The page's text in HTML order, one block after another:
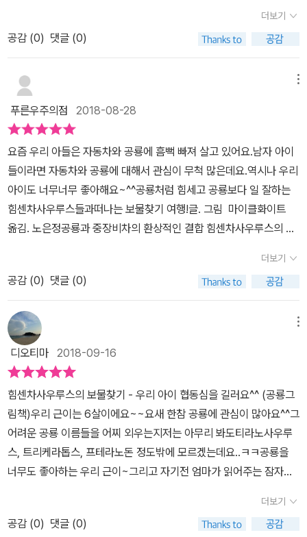
이로 눈이 보이는 힘센차사우루스들의 흉내도 내보며신나게 책을 보
는 모습이 보이시죠?^^시원시원하고 깔끔한 그림,흥미로운 스토리
에 아이들이 배울 수 있는 교훈, 숨은그림찾기까지 재미있는 요소가
가득한 <힘센차사우루스의 보물찾기>.​중장비차나 공룡을 좋아하는
아이들에게 특히 추천드려요.^^
사우르스들이 힘을 모아 쑤욱 밀었더니, 잠수함사우르스가 움직이더
니~꿈틀꿈틀 풍덩!바다로 뛰어들었어요~~ 고물이 아니라 황금빛 보
나이 4살, 스스로하는것도 중요하지만 친구들과 힘을 합쳐서 하면 더
욱 쉽고멋지게 해 날 수 있다는 것을 알려주는 책인것 같아요~아이와
함께 책을 읽으면서아이에게 친구 이야기를 하면서 읽어주니,사이좋
게 할꺼라고 하면서더욱 자신감을 갖는것 같더라구요 ^^공룡과 중장
비차의 만남으로, 더욱 기발한 아이디어가 가득한 책,공룡공룡~ 공룡
및 중장비차 사랑에 푹~ 빠진 아이에게꾸욱 추천해봅니다 :)
스와 함께 부릉부릉 출발! 보물찾기 여행을 떠난 힘센차사우루스 앞
에쓰러진 나무가 길을 막고 있어요어쩌지? 콱작콰자작나무를 들어
올리는 자석차사우루스와불도저사우루스가 쓰러진 나무를 치워주어
요 공룡 중장비자동차 어린이동화 힘센차사우루스의 특징은위기 상
황을 해결하는 중장비차가 누굴까?중장비차 역할을 생각해 볼 수 있
다는 거에요그리고 여기에 가미된 재미는! 중장비차 이름 끝에 공룡
처럼 ㅡ사우루스 를 붙이며아이가 좋아하는 공룡변신 자동차 느낌을
퐉퐉~ 살린거죠! ㅋㅋㅋ잠시 힘센차사우루스 이름 살펴 볼까요? 자
석차사우루스불도저사우루스지게차사우루스덤프차사우루스잔디깍
기차사우루스쇠공차사우루스드릴차사우루스굴파기차사우루스잠수
함사우루스 힘센차사우루스마다 의성어가 모두 달라위기의 상황을
해결하는 힘센차사우루스 등장마다그에 맞는 괴성을 지르며 책 읽는
재미를 UpUp 시켜주는 《힘센차사우루스의 숨은보물찾기》 랍니다.
참!이 책 제목에 '숨은보물찾기'가 들어가잖아요!보물은 어디있냐구
가 위기를 해결하는 순간!페이지 곳곳에 보물이 숨겨져 있답니다 처
음엔 힘센차사우루스의 이야기에집중해서 의성어(괴성) 지르며 위기
를 해결하는공룡중장비차 힘센차사우루스를 알아갔다면3~4번 째
읽던 어느 순간아이가 그림 속에 숨어있던 보물을먼저 발견하더라구
요 +_+스스로 읽는 재미와 찾는 재미를 알아가고책 읽기의 즐거움을
알아가는주니어 RHK의 《힘센차사우루스의 숨은보물찾기》좋아!
더보기
공감 (0) 댓글 (0)
푸른우주의점 2018-08-28
요즘 우리 아들은 자동차와 공룡에 흠뻑 빠져 살고 있어요.남자 아이
들이라면 자동차와 공룡에 대해서 관심이 무척 많은데요.역시나 우리
아이도 너무너무 좋아해요~^^공룡처럼 힘세고 공룡보다 일 잘하는
힘센차사우루스들과떠나는 보물찾기 여행!​​글. 그림 마이클화이트 ​​
옮김. 노은정공룡과 중장비차의 환상적인 결합 힘센차사우루스의 두
스 친구들과 함께 보물찾기 여행을 떠나요.하지만 길을 떠나자마자
여러 가지 난관에 부딪치게되는데요.' 우리 보물을 찾으러 가자! 고물
을 찾아도 좋아!'벌써부터 여행이 흥미진진해지는데요~ㅎㅎㅎ이런!
쓰러진 나무가 길을 막고 있네요.자석차사우루스가 콰작콰자작~ 나
무를 자르고, ​촤르르르르~ 불도저사우루스가 나무를 치워줘요.​' 우리
는 도끼가 없어도 문제없어! '​ 라고 힘을 내며첫번째 난관을 쉽게쉽게
이겨 나가요^^골짜기에 흙더미가 어머어마하게 쌓여 있어도들들들~
지게차사우르스가 번쩍 들어 실고콰르르르르~ 덤프차사우르는 멀리
갖다 버려요~^^​땅이 울퉁불퉁해 지나가기 힘들 때도 숲이 우거진 잔
디라도 쓱싹쓱싹~! 잔디깍기차사우루스가 풀을 깎고, 뿡뿡! 롤러차사
우루스가땅을 다져요~!!높다란 돌담에 앞이 턱 막혔어요.삐삐삐삐~
쇠공차사우루스는 쇠공으로 무너뜨리고타타탁타타타탁~ 드릴로 잘
게 부숟 드릴차사우르스가힘센차우르스 친구들이 지나갈 수 있도록
도와주고 있어요.와우 바다에 도착했어요. 지잉지잉 소리가 들리네
더보기
공감 (0) 댓글 (0)
디오티마 2018-09-16
힘센차사우루스의 보물찾기 - 우리 아이 협동심을 길러요^^ (공룡그
림책)우리 근이는 6살이에요~~요새 한참 공룡에 관심이 많아요^^그
어려운 공룡 이름들을 어찌 외우는지저는 아무리 봐도티라노사우루
스, 트리케라톱스, 프테라노돈 정도밖에 모르겠는데요..ㅋㅋ공룡을
너무도 좋아하는 우리 근이~그리고 자기전 엄마가 읽어주는 잠자리
찾기우리 근이가 넘 좋아할 거 같아서 선택했는데요..예 상 적 중 힘센
차사우루스의 보물찾기힘센차사우루스의 2번째 이야기 랍니다~~아
더보기
공감 (0) 댓글 (0)